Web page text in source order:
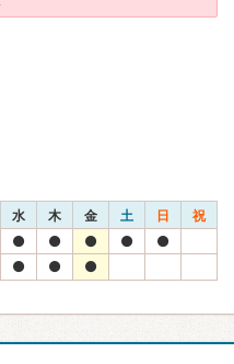
水 木 金 土 日 祝